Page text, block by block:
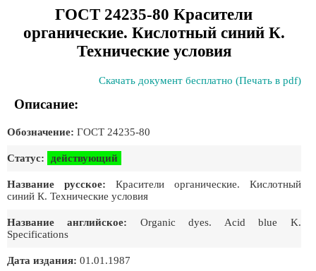
ГОСТ 24235-80 Красители
органические. Кислотный синий К.
Технические условия
Скачать документ бесплатно (Печать в pdf)
Описание:
Обозначение: ГОСТ 24235-80
Статус: действующий
Название русское: Красители органические. Кислотный
синий К. Технические условия
Название английское: Organic dyes. Acid blue K.
Specifications
Дата издания: 01.01.1987